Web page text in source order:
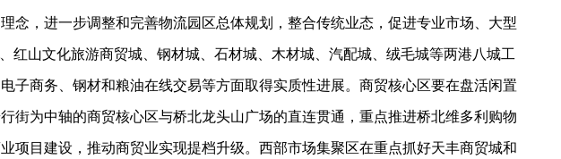
念，进一步调整和完善物流园区总体规划，整合传统业态，促进专业市场、大型
山文化旅游商贸城、钢材城、石材城、木材城、汽配城、绒毛城等两港八城工
子商务、钢材和粮油在线交易等方面取得实质性进展。商贸核心区要在盘活闲置
街为中轴的商贸核心区与桥北龙头山广场的直连贯通，重点推进桥北维多利购物
项目建设，推动商贸业实现提档升级。西部市场集聚区在重点抓好天丰商贸城和